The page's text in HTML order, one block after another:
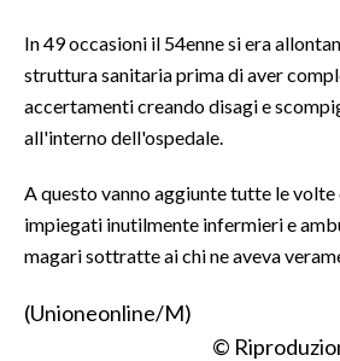
EVENTI
#CARAUNIONE
INSULARITÀ
ABBONATI
In 49 occasioni il 54enne si era
struttura sanitaria prima di aver
accertamenti creando disagi e
all'interno dell'ospedale.
A questo vanno aggiunte tutte le volte
impiegati inutilmente infermieri e
magari sottratte ai chi ne aveva
(Unioneonline/M)
©